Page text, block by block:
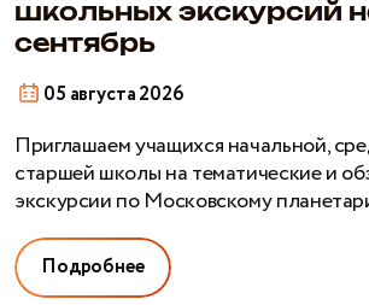
школьных экскурсий
сентябрь
05 августа 2026
Приглашаем учащихся начальной,
старшей школы на тематические и
экскурсии по Московскому
Подробнее